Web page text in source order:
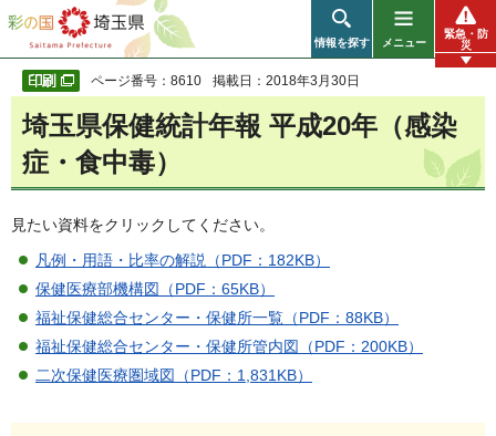
彩の国 埼玉県
情報を探す メニュー
緊急・防
災
ページ番号：8610 掲載日：2018年3月30日
埼玉県保健統計年報 平成20年（感染
症・食中毒）
見たい資料をクリックしてください。
凡例・用語・比率の解説（PDF：182KB）
保健医療部機構図（PDF：65KB）
福祉保健総合センター・保健所一覧（PDF：88KB）
福祉保健総合センター・保健所管内図（PDF：200KB）
二次保健医療圏域図（PDF：1,831KB）